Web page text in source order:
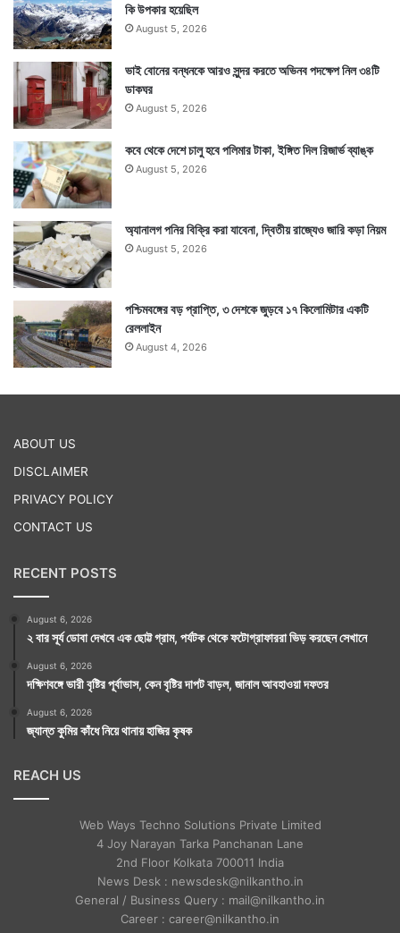
কি উপকার হয়েছিল
August 5, 2026
ভাই বোনের বন্ধনকে আরও সুন্দর করতে অভিনব পদক্ষেপ নিল ৩৪টি
ডাকঘর
August 5, 2026
কবে থেকে দেশে চালু হবে পলিমার টাকা, ইঙ্গিত দিল রিজার্ভ ব্যাঙ্ক
August 5, 2026
অ্যানালগ পনির বিক্রি করা যাবেনা, দ্বিতীয় রাজ্যেও জারি কড়া নিয়ম
August 5, 2026
পশ্চিমবঙ্গের বড় প্রাপ্তি, ৩ দেশকে জুড়বে ১৭ কিলোমিটার একটি
রেললাইন
August 4, 2026
ABOUT US
DISCLAIMER
PRIVACY POLICY
CONTACT US
RECENT POSTS
August 6, 2026
২ বার সূর্য ডোবা দেখবে এক ছোট্ট গ্রাম, পর্যটক থেকে ফটোগ্রাফাররা ভিড় করছেন সেখানে
August 6, 2026
দক্ষিণবঙ্গে ভারী বৃষ্টির পূর্বাভাস, কেন বৃষ্টির দাপট বাড়ল, জানাল আবহাওয়া দফতর
August 6, 2026
জ্যান্ত কুমির কাঁধে নিয়ে থানায় হাজির কৃষক
REACH US
Web Ways Techno Solutions Private Limited
4 Joy Narayan Tarka Panchanan Lane
2nd Floor Kolkata 700011 India
News Desk : newsdesk@nilkantho.in
General / Business Query : mail@nilkantho.in
Career : career@nilkantho.in